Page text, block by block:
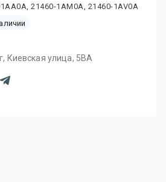
21460-1AM0A, 21460-1AV0A
Киевская улица, 5ВА